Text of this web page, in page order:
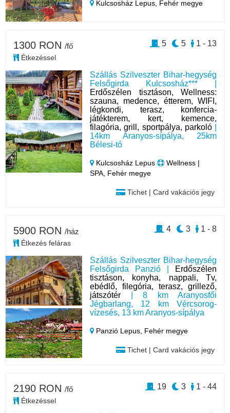
Kulcsosház Lepus, Fehér megye
Szállás Szilveszter Bihar-hegység
Felsőgirda Kulcsosház*** |
Erdőszélen tisztáson, Wellness:
szauna, medence, étterem, WIFI,
légkondi, terasz, konfercia-
játékterem, kert, kemence,
filagória, grill, sportpálya, parkoló|
14km Aranyos-sípálya, 25km
Bélesi-tó
Kulcsosház Lepus
Wellness |
SPA, Fehér megye
Tichet | Card vakációs jegy
1300 RON /fő
Étkezéssel
1 - 13
5
5
Szállás Szilveszter Bihar-hegység
Felsőgirda Panzió |
Erdőszélen
tisztáson, konyha, nappali, Tv,
ebédlő, filegória, terasz, grillező,
játszótér | 8 km Aranyosfői
Jégbarlang, 12 km Vércsorog-
vízesés, 13 km Aranyos-sípálya
Panzió Lepus, Fehér megye
Tichet | Card vakációs jegy
5900 RON /ház
Étkezés feláras
1 - 8
3
4
2190 RON /fő
Étkezéssel
1 - 44
3
19